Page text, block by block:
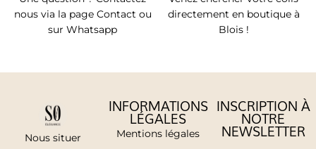
nous via la page Contact ou
sur Whatsapp
directement en boutique à
Blois !
Nous situer
INFORMATIONS
LÉGALES
Mentions légales
INSCRIPTION À
NOTRE
NEWSLETTER